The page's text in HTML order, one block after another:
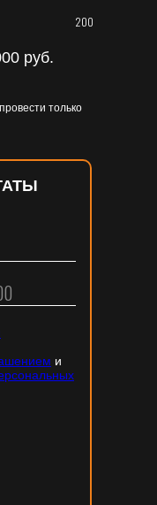
только
руб.
200
и